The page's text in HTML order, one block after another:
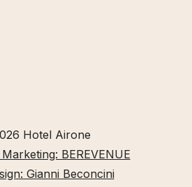
Hotel Airone
BEREVENUE
Gianni Beconcini